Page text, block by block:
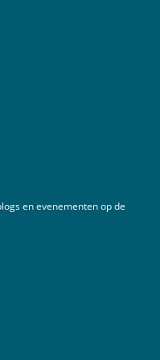
en evenementen op de